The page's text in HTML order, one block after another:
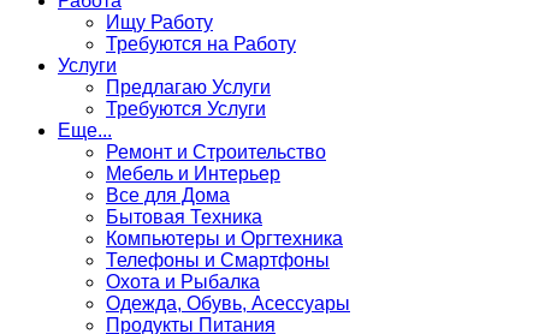
Ищу Работу
Требуются на Работу
Услуги
Предлагаю Услуги
Требуются Услуги
Еще...
Ремонт и Строительство
Мебель и Интерьер
Все для Дома
Бытовая Техника
Компьютеры и Оргтехника
Телефоны и Смартфоны
Охота и Рыбалка
Одежда, Обувь, Асессуары
Продукты Питания